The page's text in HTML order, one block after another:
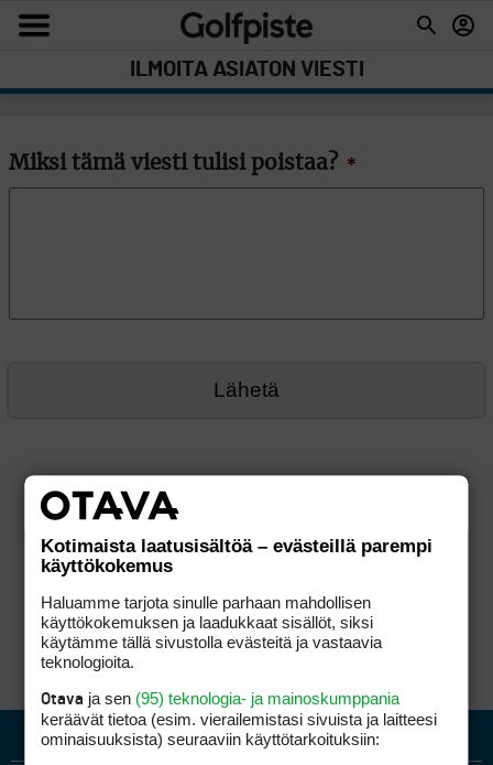
ILMOITA ASIATON VIESTI
Miksi tämä viesti tulisi poistaa? *
Kotimaista laatusisältöä – evästeillä parempi
käyttökokemus
Haluamme tarjota sinulle parhaan mahdollisen
käyttökokemuksen ja laadukkaat sisällöt, siksi
käytämme tällä sivustolla evästeitä ja vastaavia
teknologioita.
Otava ja sen (95) teknologia- ja mainoskumppania
keräävät tietoa (esim. vierailemis­tasi sivuista ja laitteesi
ominaisuuk­sista) seuraaviin käyttötarkoituksiin: